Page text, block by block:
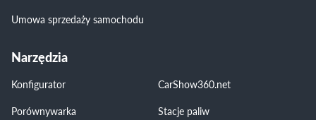
Umowa sprzedaży samochodu
Narzędzia
Konfigurator
CarShow360.net
Porównywarka
Stacje paliw